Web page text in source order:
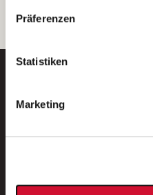
Ihre Einwilligung
indem Sie die Cookie-
unserer
Präferenzen
Statistiken
Marketing